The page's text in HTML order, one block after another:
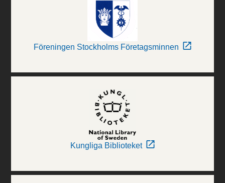
Föreningen Stockholms Företagsminnen
Kungliga Biblioteket